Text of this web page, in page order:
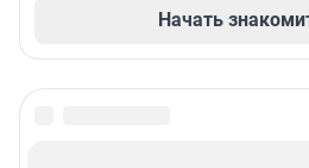
Начать